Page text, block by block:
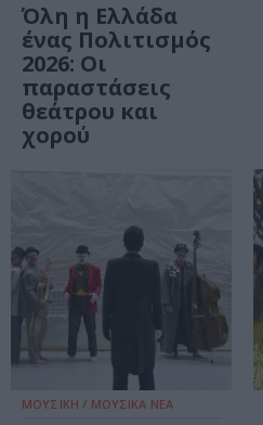
Όλη η Ελλάδα
ένας Πολιτισμός
2026: Οι
παραστάσεις
θεάτρου και
χορού
ΜΟΥΣΙΚΗ / ΜΟΥΣΙΚΑ ΝΕΑ